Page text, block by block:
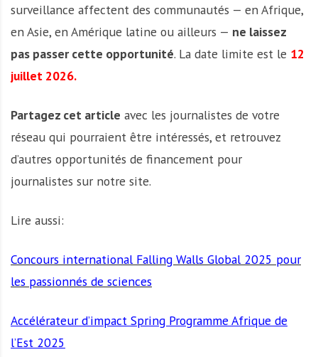
surveillance affectent des communautés — en Afrique,
en Asie, en Amérique latine ou ailleurs — ne laissez
pas passer cette opportunité. La date limite est le 12
juillet 2026.
Partagez cet article avec les journalistes de votre
réseau qui pourraient être intéressés, et retrouvez
d’autres opportunités de financement pour
journalistes sur notre site.
Lire aussi:
Concours international Falling Walls Global 2025 pour
les passionnés de sciences
Accélérateur d’impact Spring Programme Afrique de
l’Est 2025